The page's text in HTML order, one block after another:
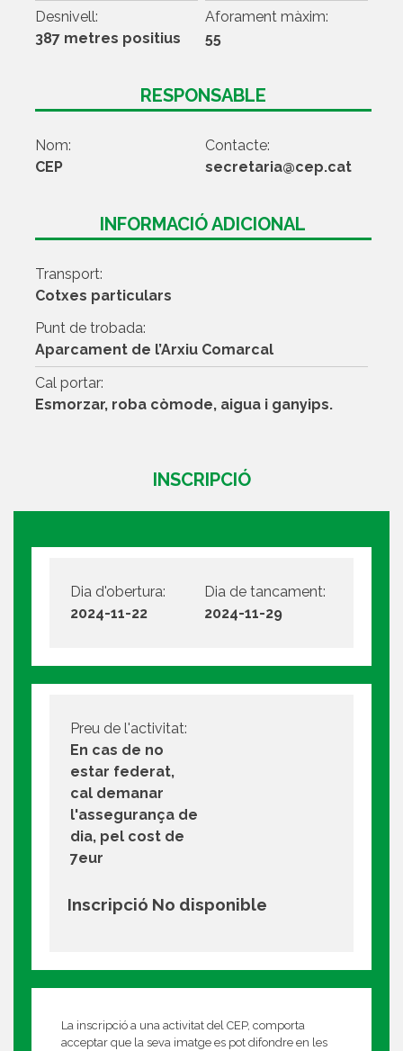
Desnivell:
387 metres positius
Aforament màxim:
55
RESPONSABLE
Nom:
CEP
Contacte:
secretaria@cep.cat
INFORMACIÓ ADICIONAL
Transport:
Cotxes particulars
Punt de trobada:
Aparcament de l’Arxiu Comarcal
Cal portar:
Esmorzar, roba còmode, aigua i ganyips.
INSCRIPCIÓ
Dia d'obertura:
2024-11-22
Dia de tancament:
2024-11-29
Preu de l'activitat:
En cas de no
estar federat,
cal demanar
l'assegurança de
dia, pel cost de
7eur
Inscripció No disponible
La inscripció a una activitat del CEP, comporta
acceptar que la seva imatge es pot difondre en les